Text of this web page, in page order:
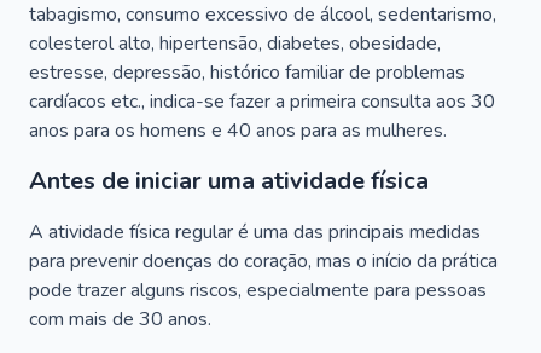
tabagismo, consumo excessivo de álcool, sedentarismo,
colesterol alto, hipertensão, diabetes, obesidade,
estresse, depressão, histórico familiar de problemas
cardíacos etc., indica-se fazer a primeira consulta aos 30
anos para os homens e 40 anos para as mulheres.
Antes de iniciar uma atividade física
A atividade física regular é uma das principais medidas
para prevenir doenças do coração, mas o início da prática
pode trazer alguns riscos, especialmente para pessoas
com mais de 30 anos.